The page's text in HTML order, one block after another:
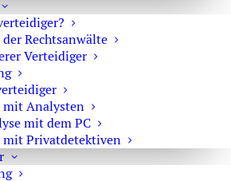
Rechtsanwälte
Verteidiger
mit Analysten
mit dem PC
mit Privatdetektiven
Menschenraub und
im Menschenhandel